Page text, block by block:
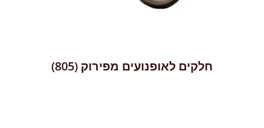
חלקים לאופנועים מפירוק(805)